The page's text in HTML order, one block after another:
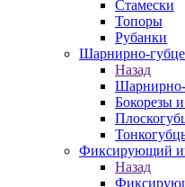
Стамески
Топоры
Рубанки
Шарнирно-
Назад
Шарнирно-
Бокорезы
Фиксирующий
Назад